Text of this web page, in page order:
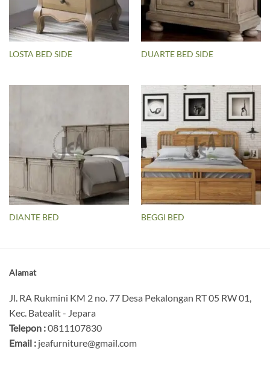
LOSTA BED SIDE DUARTE BED SIDE
DIANTE BED BEGGI BED
Alamat
Jl. RA Rukmini KM 2 no. 77 Desa Pekalongan RT 05 RW 01,
Kec. Batealit - Jepara
Telepon :0811107830
Email : jeafurniture@gmail.com